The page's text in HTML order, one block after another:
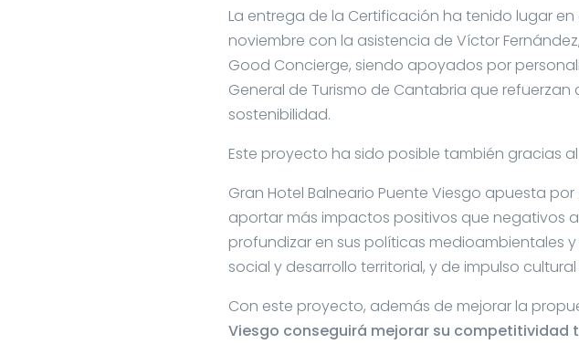
La entrega de la Certificación ha tenido lugar en
noviembre con la asistencia de Víctor
Good Concierge, siendo apoyados por
General de Turismo de Cantabria que
sostenibilidad.
Este proyecto ha sido posible también gracias
Gran Hotel Balneario Puente Viesgo apuesta por
aportar más impactos positivos que negativos
profundizar en sus políticas medioambientales
social y desarrollo territorial, y de impulso
Con este proyecto, además de mejorar la
Viesgo conseguirá mejorar su